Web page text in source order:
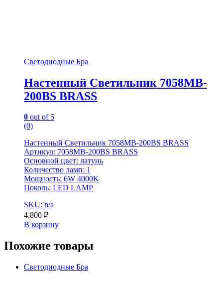
Светодиодные Бра
Настенный Светильник 7058MB-
200BS BRASS
0 out of 5
(0)
Настенный Светильник 7058MB-200BS BRASS
Артикул: 7058MB-200BS BRASS
Основной цвет: латунь
Количество ламп: 1
Мощность: 6W 4000K
Цоколь: LED LAMP
SKU: n/a
4,800 ₽
В корзину
Похожие товары
Светодиодные Бра